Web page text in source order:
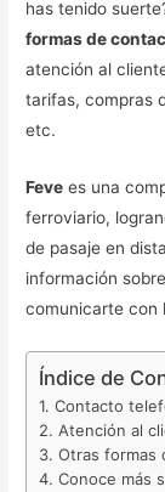
has tenido
formas de
atención al
tarifas, compras
etc.
Feve es una
ferroviario,
de pasaje en
información
comunicarte con
Índice de
Contacto
Atención al
Otras formas
Conoce más